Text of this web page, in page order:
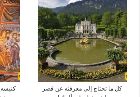
کل ما تحتاج إلى معرفته عن قصر
کنیسه